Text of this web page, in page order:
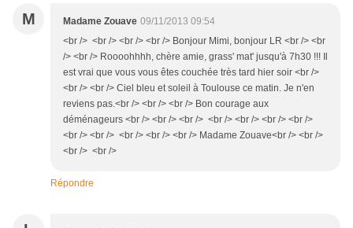
M Madame Zouave 09/11/2013 09:54
<br /> <br /> <br /> <br /> Bonjour Mimi, bonjour LR <br /> <br
/> <br /> Roooohhhh, chère amie, grass' mat' jusqu'à 7h30 !!! Il
est vrai que vous vous êtes couchée très tard hier soir <br />
<br /> <br /> Ciel bleu et soleil à Toulouse ce matin. Je n'en
reviens pas.<br /> <br /> <br /> Bon courage aux
déménageurs <br /> <br /> <br /> <br /> <br /> <br /> <br />
<br /> <br /> <br /> <br /> <br /> Madame Zouave<br /> <br />
<br /> <br />
Répondre